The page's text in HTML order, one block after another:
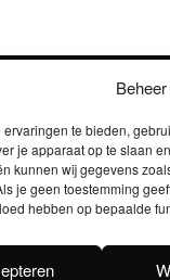
ervaringen te bieden,
je apparaat op te slaan
kunnen wij gegevens
je geen toestemming
hebben op bepaalde
STOKERIJ –